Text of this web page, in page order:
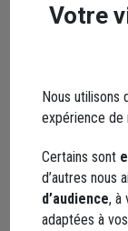
peuvent laisser un
Votre
Nous utilisons
expérience de
Certains sont
d’autres nous
d’audience, à
adaptées à